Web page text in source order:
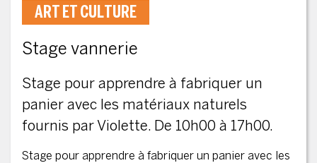
ART ET CULTURE
Stage vannerie
Stage pour apprendre à fabriquer un
panier avec les matériaux naturels
fournis par Violette. De 10h00 à 17h00.
Stage pour apprendre à fabriquer un panier avec les